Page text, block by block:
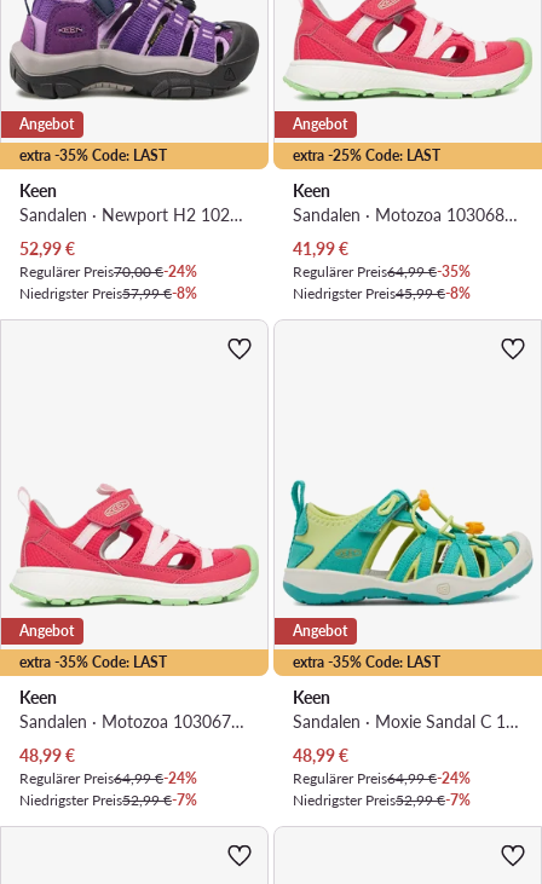
extra -35% Code: LAST
Angebot
Keen
Sandalen · Newport H2 1026265 · Violett
Aktueller Preis
52,99€
Regulärer Preis70,00 €-24%
Niedrigster Preis57,99 €-8%
extra -25% Code: LAST
Angebot
Keen
Sandalen · Motozoa 1030686 · Rosa
Aktueller Preis
41,99€
Regulärer Preis64,99 €-35%
Niedrigster Preis45,99 €-8%
extra -35% Code: LAST
Angebot
Keen
Sandalen · Motozoa 1030676 · Rosa
Aktueller Preis
48,99€
Regulärer Preis64,99 €-24%
Niedrigster Preis52,99 €-7%
extra -35% Code: LAST
Angebot
Keen
Sandalen · Moxie Sandal C 1030731 · Grün
Aktueller Preis
48,99€
Regulärer Preis64,99 €-24%
Niedrigster Preis52,99 €-7%